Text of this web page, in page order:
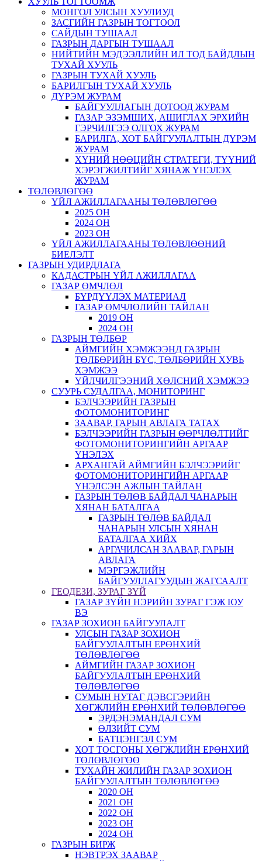
МОНГОЛ УЛСЫН ХУУЛИУД
ЗАСГИЙН ГАЗРЫН ТОГТООЛ
САЙДЫН ТУШААЛ
ГАЗРЫН ДАРГЫН ТУШААЛ
НИЙТИЙН МЭДЭЭЛЛИЙН ИЛ ТОД БАЙДЛЫН
ТУХАЙ ХУУЛЬ
ГАЗРЫН ТУХАЙ ХУУЛЬ
БАРИЛГЫН ТУХАЙ ХУУЛЬ
ДҮРЭМ ЖУРАМ
БАЙГУУЛЛАГЫН ДОТООД ЖУРАМ
ГАЗАР ЭЗЭМШИХ, АШИГЛАХ ЭРХИЙН
ГЭРЧИЛГЭЭ ОЛГОХ ЖУРАМ
БАРИЛГА, ХОТ БАЙГУУЛАЛТЫН ДҮРЭМ
ЖУРАМ
ХҮНИЙ НӨӨЦИЙН СТРАТЕГИ, ТҮҮНИЙ
ХЭРЭГЖИЛТИЙГ ХЯНАЖ ҮНЭЛЭХ
ЖУРАМ
ТӨЛӨВЛӨГӨӨ
ҮЙЛ АЖИЛЛАГААНЫ ТӨЛӨВЛӨГӨӨ
2025 ОН
2024 ОН
2023 ОН
ҮЙЛ АЖИЛЛАГААНЫ ТӨЛӨВЛӨӨНИЙ
БИЕЛЭЛТ
ГАЗРЫН УДИРДЛАГА
КАДАСТРЫН ҮЙЛ АЖИЛЛАГАА
ГАЗАР ӨМЧЛӨЛ
БҮРДҮҮЛЭХ МАТЕРИАЛ
ГАЗАР ӨМЧЛӨЛИЙН ТАЙЛАН
2019 ОН
2024 ОН
ГАЗРЫН ТӨЛБӨР
АЙМГИЙН ХЭМЖЭЭНД ГАЗРЫН
ТӨЛБӨРИЙН БҮС, ТӨЛБӨРИЙН ХУВЬ
ХЭМЖЭЭ
ҮЙЛЧИЛГЭЭНИЙ ХӨЛСНИЙ ХЭМЖЭЭ
СУУРЬ СУДАЛГАА, МОНИТОРИНГ
БЭЛЧЭЭРИЙН ГАЗРЫН
ФОТОМОНИТОРИНГ
ЗААВАР, ГАРЫН АВЛАГА ТАТАХ
БЭЛЧЭЭРИЙН ГАЗРЫН ӨӨРЧЛӨЛТИЙГ
ФОТОМОНИТОРИНГИЙН АРГААР
ҮНЭЛЭХ
АРХАНГАЙ АЙМГИЙН БЭЛЧЭЭРИЙГ
ФОТОМОНИТОРИНГИЙН АРГААР
ҮНЭЛСЭН АЖЛЫН ТАЙЛАН
ГАЗРЫН ТӨЛӨВ БАЙДАЛ ЧАНАРЫН
ХЯНАН БАТАЛГАА
ГАЗРЫН ТӨЛӨВ БАЙДАЛ
ЧАНАРЫН УЛСЫН ХЯНАН
БАТАЛГАА ХИЙХ
АРГАЧИЛСАН ЗААВАР, ГАРЫН
АВЛАГА
МЭРГЭЖЛИЙН
БАЙГУУЛЛАГУУДЫН ЖАГСААЛТ
ГЕОДЕЗИ, ЗУРАГ ЗҮЙ
ГАЗАР ЗҮЙН НЭРИЙН ЗУРАГ ГЭЖ ЮУ
ВЭ
ГАЗАР ЗОХИОН БАЙГУУЛАЛТ
УЛСЫН ГАЗАР ЗОХИОН
БАЙГУУЛАЛТЫН ЕРӨНХИЙ
ТӨЛӨВЛӨГӨӨ
АЙМГИЙН ГАЗАР ЗОХИОН
БАЙГУУЛАЛТЫН ЕРӨНХИЙ
ТӨЛӨВЛӨГӨӨ
СУМЫН НУТАГ ДЭВСГЭРИЙН
ХӨГЖЛИЙН ЕРӨНХИЙ ТӨЛӨВЛӨГӨӨ
ЭРДЭНЭМАНДАЛ СУМ
ӨЛЗИЙТ СУМ
БАТЦЭНГЭЛ СУМ
ХОТ ТОСГОНЫ ХӨГЖЛИЙН ЕРӨНХИЙ
ТӨЛӨВЛӨГӨӨ
ТУХАЙН ЖИЛИЙН ГАЗАР ЗОХИОН
БАЙГУУЛАЛТЫН ТӨЛӨВЛӨГӨӨ
2020 ОН
2021 ОН
2022 ОН
2023 ОН
2024 ОН
ГАЗРЫН БИРЖ
НЭВТРЭХ ЗААВАР